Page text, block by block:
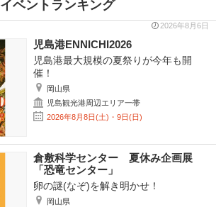
イベントランキング
2026年8月6日
児島港ENNICHI2026
児島港最大規模の夏祭りが今年も開
催！
岡山県
児島観光港周辺エリア一帯
2026年8月8日(土)・9日(日)
倉敷科学センター 夏休み企画展
「恐竜センター」
卵の謎(なぞ)を解き明かせ！
岡山県